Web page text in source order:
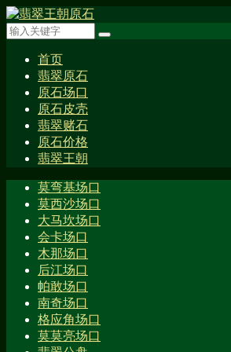
首页
翡翠原石
原石场口
原石皮壳
翡翠赌石
原石价格
翡翠王朝
莫弯基场口
莫西沙场口
大马坎场口
会卡场口
木那场口
后江场口
帕敢场口
南奇场口
格应角场口
莫莫亮场口